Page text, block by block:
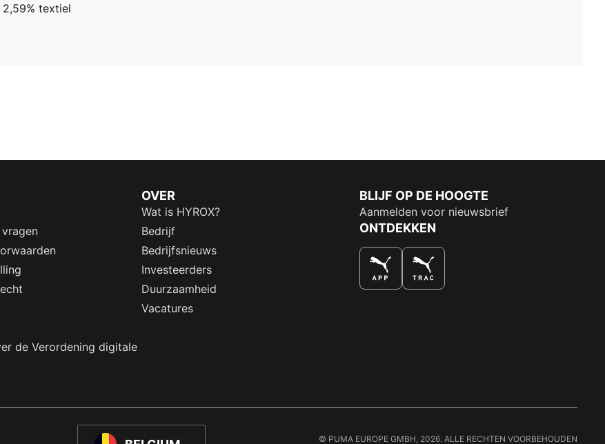
textiel
de Verordening digitale
OVER
Wat is HYROX?
Bedrijf
Bedrijfsnieuws
Investeerders
Duurzaamheid
Vacatures
BLIJF OP DE HOOGTE
Aanmelden voor nieuwsbrief
ONTDEKKEN
© PUMA EUROPE GMBH, 2026. ALLE RECHTEN VOORBEHOUDEN